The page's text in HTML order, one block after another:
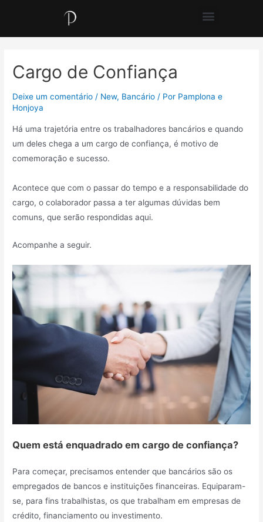
Cargo de Confiança
Deixe um comentário / New, Bancário / Por Pamplona e
Honjoya
Há uma trajetória entre os trabalhadores bancários e quando
um deles chega a um cargo de confiança, é motivo de
comemoração e sucesso.
Acontece que com o passar do tempo e a responsabilidade do
cargo, o colaborador passa a ter algumas dúvidas bem
comuns, que serão respondidas aqui.
Acompanhe a seguir.
Quem está enquadrado em cargo de confiança?
Para começar, precisamos entender que bancários são os
empregados de bancos e instituições financeiras. Equiparam-
se, para fins trabalhistas, os que trabalham em empresas de
crédito, financiamento ou investimento.